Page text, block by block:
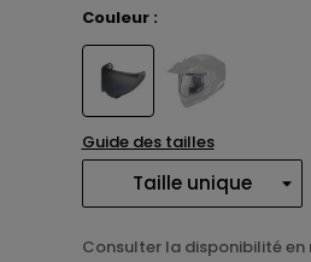
Couleur :
Guide des tailles
Consulter la disponibilité en